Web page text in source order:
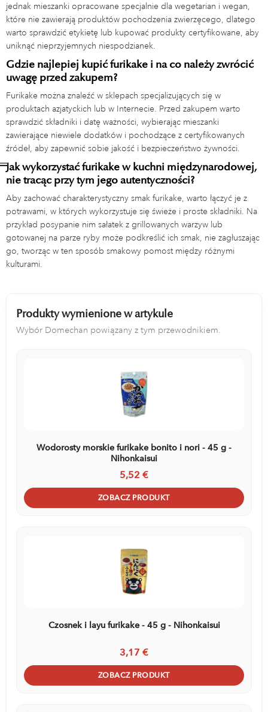
jednak mieszanki opracowane specjalnie dla wegetarian i wegan,
które nie zawierają produktów pochodzenia zwierzęcego, dlatego
warto sprawdzić etykietę lub kupować produkty certyfikowane, aby
uniknąć nieprzyjemnych niespodzianek.
Gdzie najlepiej kupić furikake i na co należy zwrócić
uwagę przed zakupem?
Furikake można znaleźć w sklepach specjalizujących się w
produktach azjatyckich lub w Internecie. Przed zakupem warto
sprawdzić składniki i datę ważności, wybierając mieszanki
zawierające niewiele dodatków i pochodzące z certyfikowanych
źródeł, aby zapewnić sobie jakość i bezpieczeństwo żywności.
Jak wykorzystać furikake w kuchni międzynarodowej,
nie tracąc przy tym jego autentyczności?
Aby zachować charakterystyczny smak furikake, warto łączyć je z
potrawami, w których wykorzystuje się świeże i proste składniki. Na
przykład posypanie nim sałatek z grillowanych warzyw lub
gotowanej na parze ryby może podkreślić ich smak, nie zagłuszając
go, tworząc w ten sposób smakowy pomost między różnymi
kulturami.
Produkty wymienione w artykule
Wybór Domechan powiązany z tym przewodnikiem.
Wodorosty morskie furikake bonito i nori - 45 g -
Nihonkaisui
5,52 €
ZOBACZ PRODUKT
Czosnek i layu furikake - 45 g - Nihonkaisui
3,17 €
ZOBACZ PRODUKT